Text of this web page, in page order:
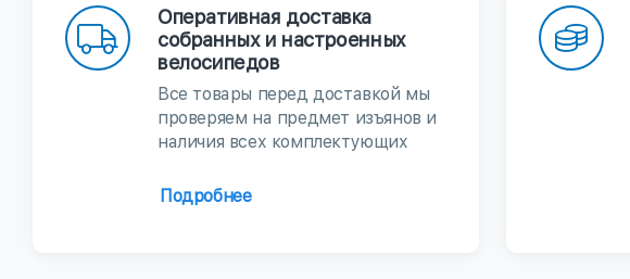
Оперативная доставка
собранных и настроенных
велосипедов
Все товары перед доставкой мы
проверяем на предмет изъянов и
наличия всех комплектующих
Подробнее